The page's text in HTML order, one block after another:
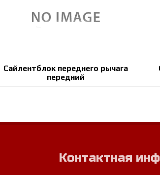
Сайлентблок переднего рычага
передний
Контактная